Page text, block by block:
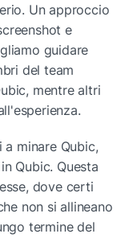
Un approccio
e
guidare
del team
mentre altri
minare Qubic,
Qubic. Questa
dove certi
non si allineano
termine del